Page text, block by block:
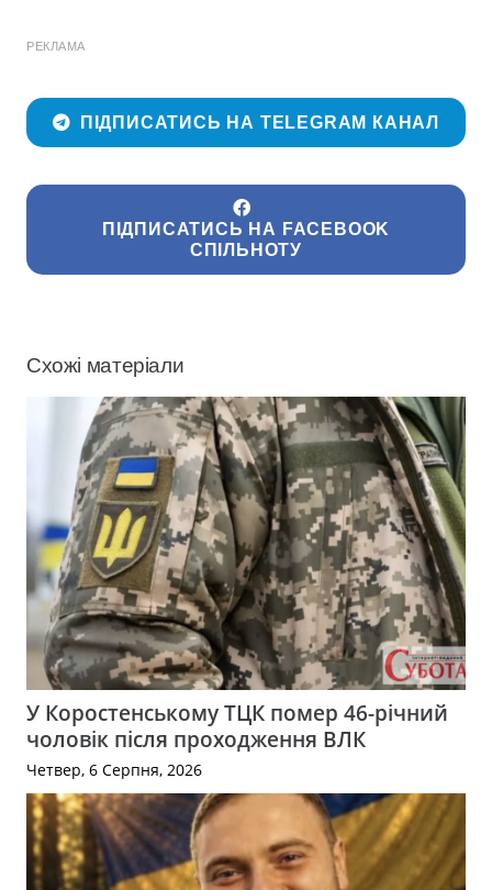
РЕКЛАМА
ПІДПИСАТИСЬ НА TELEGRAM КАНАЛ
ПІДПИСАТИСЬ НА FACEBOOK
СПІЛЬНОТУ
Схожі матеріали
У Коростенському ТЦК помер 46-річний
чоловік після проходження ВЛК
Четвер, 6 Серпня, 2026